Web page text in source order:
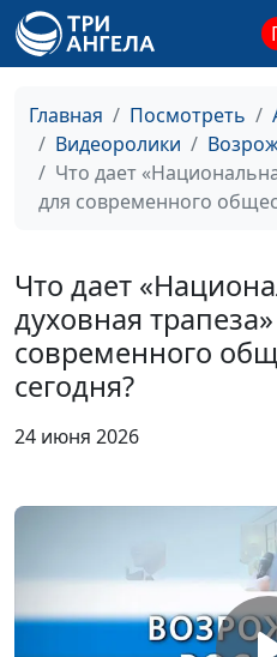
Главная Посмотреть
Видеоролики
Что дает
для современного
Что дает
духовная
современного
сегодня?
24 июня 2026
нравственных
вопросов?
возрождение
семейных ценностей
состояться без опоры
на Бога?
О Божьем
установлении
института семьи
«Национальной
современной России?